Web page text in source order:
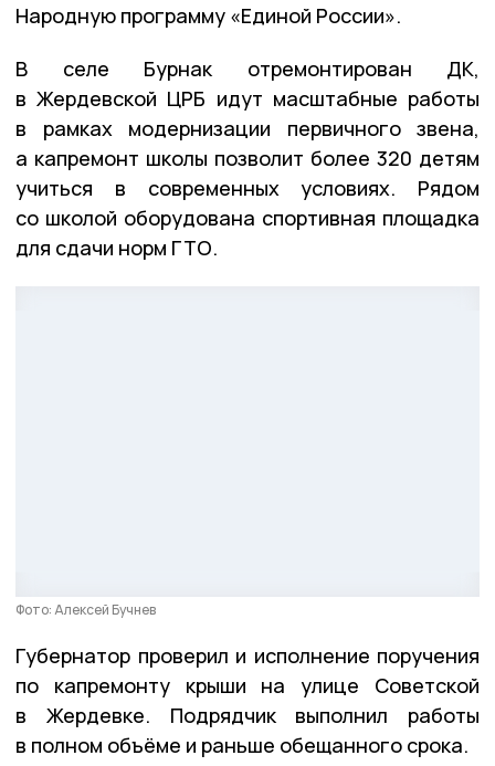
Народную программу «Единой России».
В селе Бурнак отремонтирован ДК,
в Жердевской ЦРБ идут масштабные работы
в рамках модернизации первичного звена,
а капремонт школы позволит более 320 детям
учиться в современных условиях. Рядом
со школой оборудована спортивная площадка
для сдачи норм ГТО.
Фото: Алексей Бучнев
Губернатор проверил и исполнение поручения
по капремонту крыши на улице Советской
в Жердевке. Подрядчик выполнил работы
в полном объёме и раньше обещанного срока.